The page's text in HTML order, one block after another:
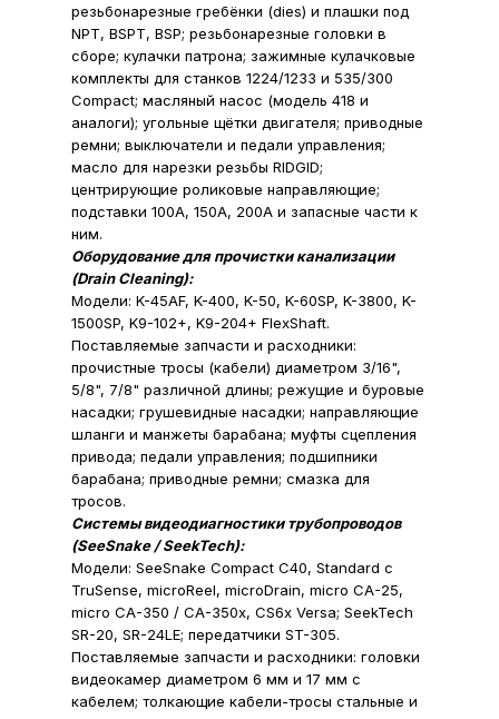
резьбонарезные гребёнки (dies) и плашки под
NPT, BSPT, BSP; резьбонарезные головки в
сборе; кулачки патрона; зажимные кулачковые
комплекты для станков 1224/1233 и 535/300
Compact; масляный насос (модель 418 и
аналоги); угольные щётки двигателя; приводные
ремни; выключатели и педали управления;
масло для нарезки резьбы RIDGID;
центрирующие роликовые направляющие;
подставки 100A, 150A, 200A и запасные части к
ним.
Оборудование для прочистки канализации
(Drain Cleaning):
Модели: K-45AF, K-400, K-50, K-60SP, K-3800, K-
1500SP, K9-102+, K9-204+ FlexShaft.
Поставляемые запчасти и расходники:
прочистные тросы (кабели) диаметром 3/16",
5/8", 7/8" различной длины; режущие и буровые
насадки; грушевидные насадки; направляющие
шланги и манжеты барабана; муфты сцепления
привода; педали управления; подшипники
барабана; приводные ремни; смазка для
тросов.
Системы видеодиагностики трубопроводов
(SeeSnake / SeekTech):
Модели: SeeSnake Compact C40, Standard с
TruSense, microReel, microDrain, micro CA-25,
micro CA-350 / CA-350x, CS6x Versa; SeekTech
SR-20, SR-24LE; передатчики ST-305.
Поставляемые запчасти и расходники: головки
видеокамер диаметром 6 мм и 17 мм с
кабелем; толкающие кабели-тросы стальные и